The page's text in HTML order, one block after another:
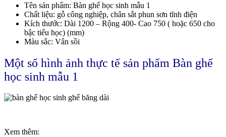
Tên sản phẩm: Bàn ghế học sinh mẫu 1
Chất liệu: gỗ công nghiệp, chân sắt phun sơn tĩnh điện
Kích thước: Dài 1200 – Rộng 400- Cao 750 ( hoặc 650 cho
bậc tiểu học) (mm)
Màu sắc: Vân sồi
Một số hình ảnh thực tế sản phẩm Bàn ghế
học sinh mẫu 1
Xem thêm: